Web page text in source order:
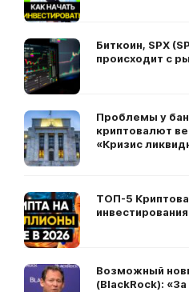
Биткоин, SPX
происходит с
Проблемы у
криптовалют
«Кризис
ТОП-5
Возможный
(BlackRock):